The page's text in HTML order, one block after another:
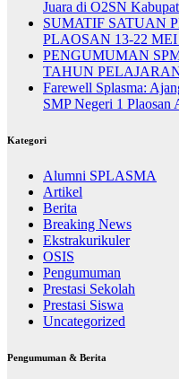
Juara di O2SN
SUMATIF SATUAN
PLAOSAN 13-22 MEI
PENGUMUMAN
TAHUN
Farewell Splasma:
SMP Negeri 1 Plaosan
Kategori
Alumni SPLASMA
Artikel
Berita
Breaking News
Ekstrakurikuler
OSIS
Pengumuman
Prestasi Sekolah
Prestasi Siswa
Uncategorized
Pengumuman & Berita